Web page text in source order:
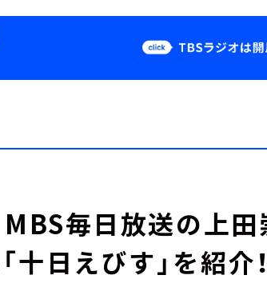
Podcast
MBS毎日放送の上
日えびす」を紹介！